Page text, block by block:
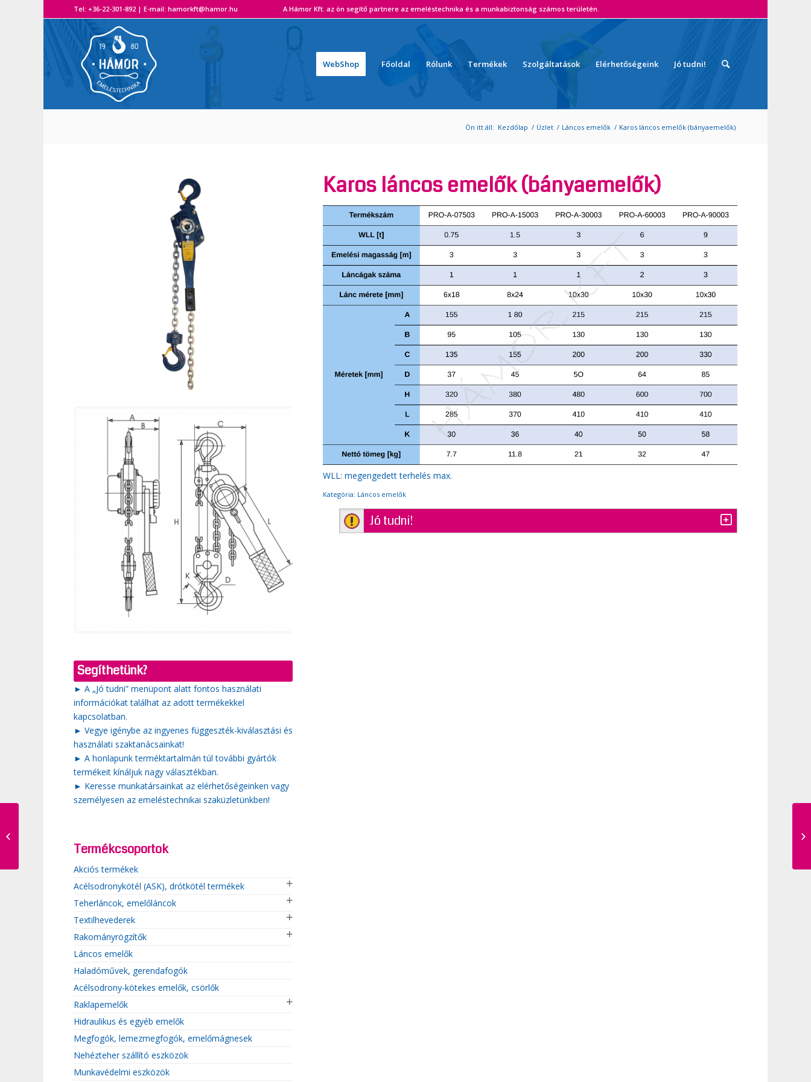
Tel: +36-22-301-892 | E-mail: hamorkft@hamor.hu A Hámor Kft. az ön segítő partnere az emeléstechnika és a munkabiztonság számos területén.
WebShop Főoldal Rólunk Termékek Szolgáltatások Elérhetőségeink Jó tudni!
Ön itt áll: Kezdőlap / Üzlet / Láncos emelők / Karos láncos emelők (bányaemelők)
Segíthetünk?
► A „Jó tudni” menüpont alatt fontos használati
információkat találhat az adott termékekkel
kapcsolatban.
► Vegye igénybe az ingyenes függeszték-kiválasztási és
használati szaktanácsainkat!
► A honlapunk terméktartalmán túl további gyártók
termékeit kínáljuk nagy választékban.
► Keresse munkatársainkat az elérhetőségeinken vagy
személyesen az emeléstechnikai szaküzletünkben!
Termékcsoportok
Akciós termékek
Acélsodronykötél (ASK), drótkötél termékek
Teherláncok, emelőláncok
Textilhevederek
Rakományrögzítők
Láncos emelők
Haladóművek, gerendafogók
Acélsodrony-kötekes emelők, csörlők
Raklapemelők
Hidraulikus és egyéb emelők
Megfogók, lemezmegfogók, emelőmágnesek
Nehézteher szállító eszközök
Munkavédelmi eszközök
Karos láncos emelők (bányaemelők)
WLL: megengedett terhelés max.
Kategória: Láncos emelők
Jó tudni!
(Flaschenzug-ok)